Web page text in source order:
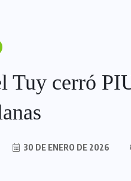
Tuy cerró
30 DE ENERO DE 2026